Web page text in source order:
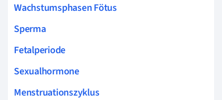
Wachstumsphasen Fötus
Sperma
Fetalperiode
Sexualhormone
Menstruationszyklus